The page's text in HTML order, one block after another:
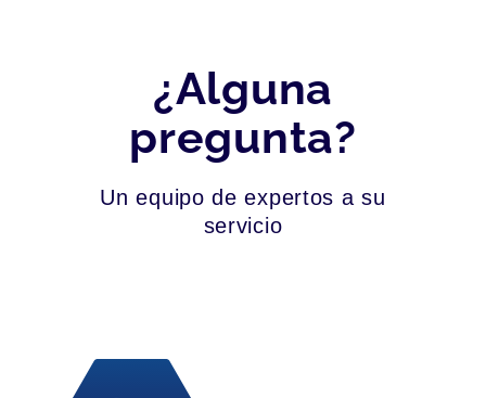
¿Alguna
pregunta?
Un equipo de expertos a su
servicio